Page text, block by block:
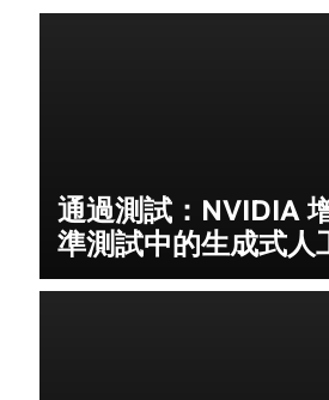
通過測試：NVIDIA
準測試中的生成式人